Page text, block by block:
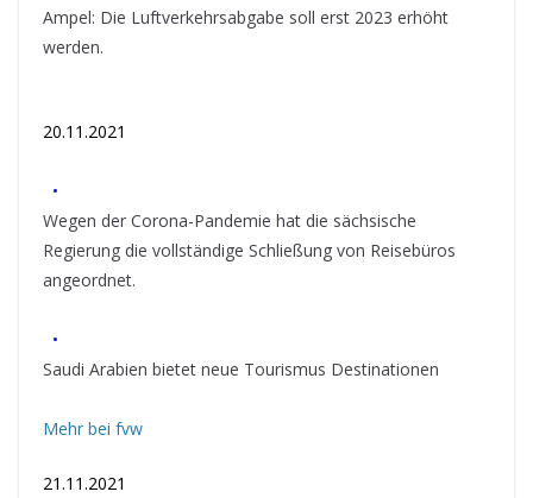
Ampel: Die Luftverkehrsabgabe soll erst 2023 erhöht
werden.
20.11.2021
•
Wegen der Corona-Pandemie hat die sächsische
Regierung die vollständige Schließung von Reisebüros
angeordnet.
•
Saudi Arabien bietet neue Tourismus Destinationen
Mehr bei fvw
21.11.2021